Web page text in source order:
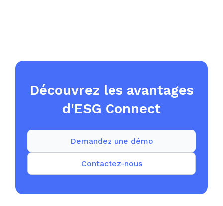
Découvrez les avantages
d'ESG Connect
Contactez-nous
Demandez une démo